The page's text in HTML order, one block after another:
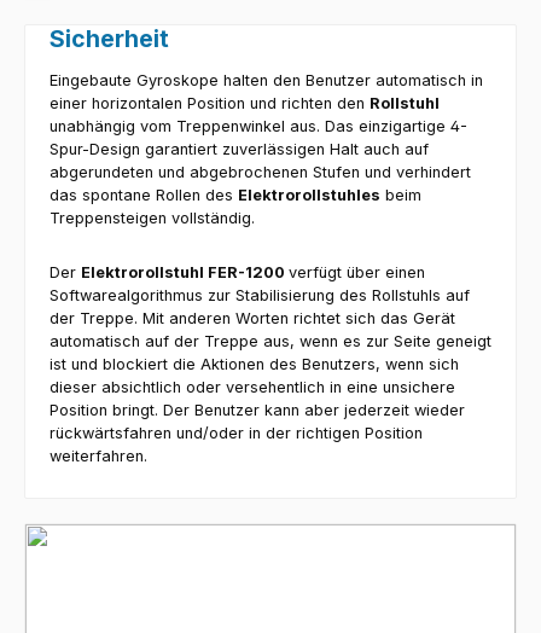
Sicherheit
Eingebaute Gyroskope halten den Benutzer automatisch in
einer horizontalen Position und richten den Rollstuhl
unabhängig vom Treppenwinkel aus. Das einzigartige 4-
Spur-Design garantiert zuverlässigen Halt auch auf
abgerundeten und abgebrochenen Stufen und verhindert
das spontane Rollen des Elektrorollstuhles beim
Treppensteigen vollständig.
Der Elektrorollstuhl FER-1200 verfügt über einen
Softwarealgorithmus zur Stabilisierung des Rollstuhls auf
der Treppe. Mit anderen Worten richtet sich das Gerät
automatisch auf der Treppe aus, wenn es zur Seite geneigt
ist und blockiert die Aktionen des Benutzers, wenn sich
dieser absichtlich oder versehentlich in eine unsichere
Position bringt. Der Benutzer kann aber jederzeit wieder
rückwärtsfahren und/oder in der richtigen Position
weiterfahren.